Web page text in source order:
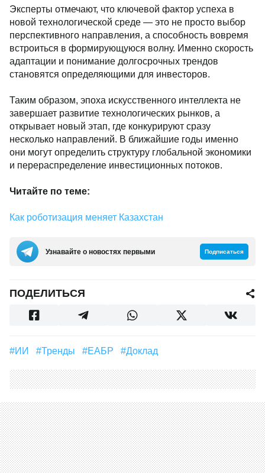
Эксперты отмечают, что ключевой фактор успеха в
новой технологической среде — это не просто выбор
перспективного направления, а способность вовремя
встроиться в формирующуюся волну. Именно скорость
адаптации и понимание долгосрочных трендов
становятся определяющими для инвесторов.
Таким образом, эпоха искусственного интеллекта не
завершает развитие технологических рынков, а
открывает новый этап, где конкурируют сразу
несколько направлений. В ближайшие годы именно
они могут определить структуру глобальной экономики
и перераспределение инвестиционных потоков.
Читайте по теме:
Как роботизация меняет Казахстан
Узнавайте о новостях первыми Подписаться
ПОДЕЛИТЬСЯ
#ИИ #Тренды #ЕАБР #Доклад